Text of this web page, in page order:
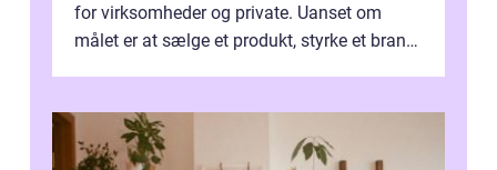
for virksomheder og private. Uanset om
målet er at sælge et produkt, styrke et brand,